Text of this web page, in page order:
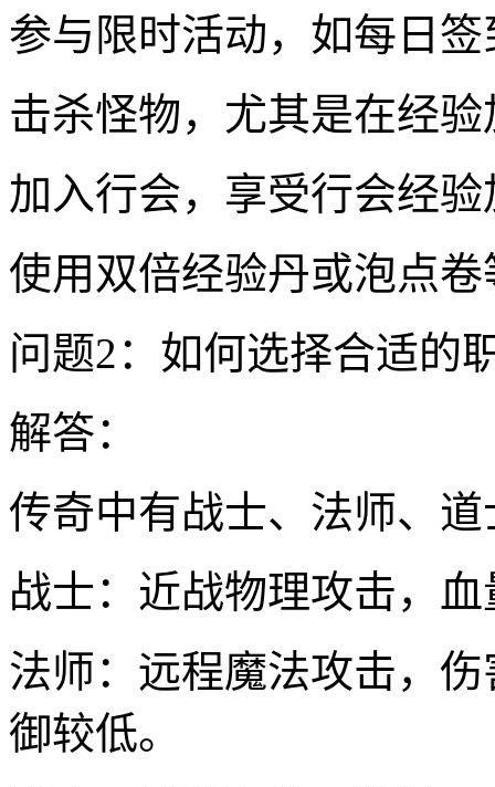
参与限时活动，如每日
击杀怪物，尤其是在经
加入行会，享受行会经
使用双倍经验丹或泡点
问题2：如何选择合适的
解答：
传奇中有战士、法师、
战士：近战物理攻击，
法师：远程魔法攻击，
御较低。